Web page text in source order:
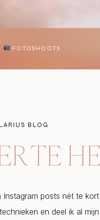
FOTOSHOOTS
BLOG
TE
posts nét te
en deel ik al